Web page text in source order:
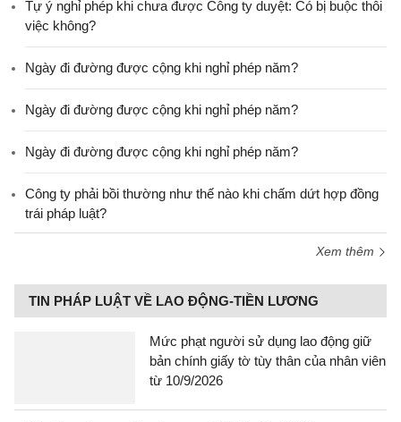
Tự ý nghỉ phép khi chưa được Công ty duyệt: Có bị buộc thôi
việc không?
Ngày đi đường được cộng khi nghỉ phép năm?
Ngày đi đường được cộng khi nghỉ phép năm?
Ngày đi đường được cộng khi nghỉ phép năm?
Công ty phải bồi thường như thế nào khi chấm dứt hợp đồng
trái pháp luật?
Xem thêm
TIN PHÁP LUẬT VỀ LAO ĐỘNG-TIỀN LƯƠNG
Mức phạt người sử dụng lao động giữ
bản chính giấy tờ tùy thân của nhân viên
từ 10/9/2026